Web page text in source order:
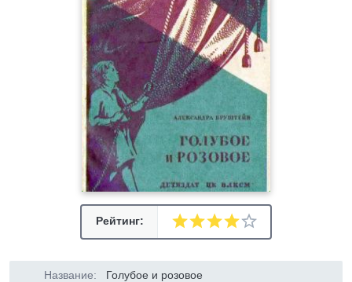
Рейтинг:
Название: Голубое и розовое